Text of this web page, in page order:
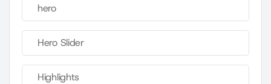
hero
Hero Slider
Highlights